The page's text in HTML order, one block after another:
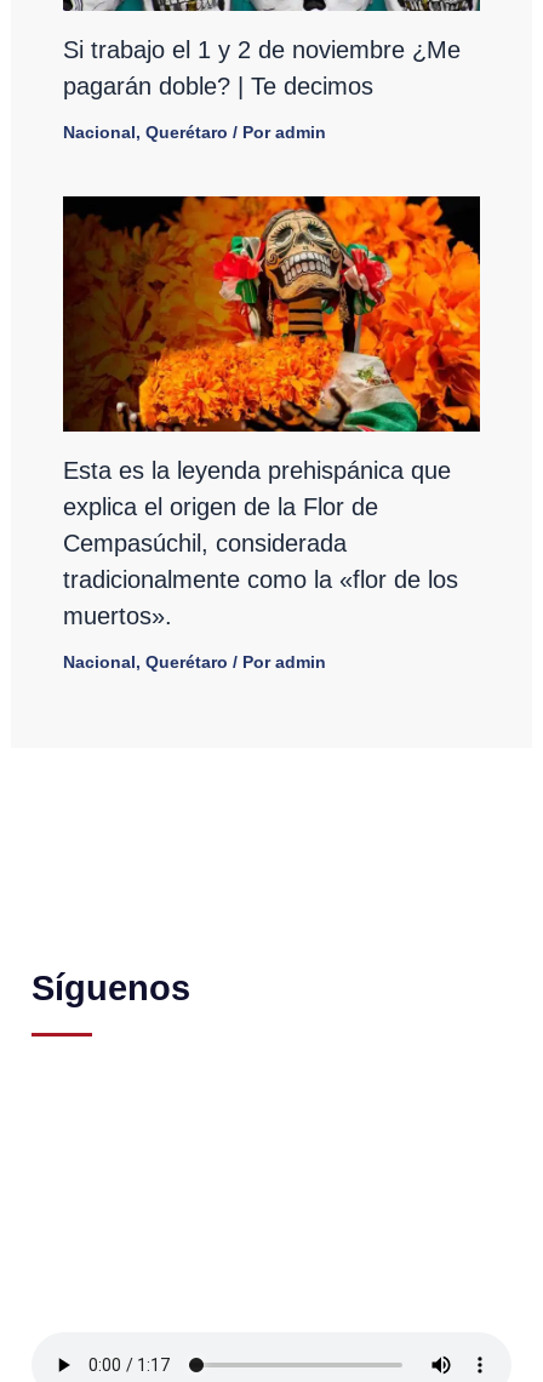
Si trabajo el 1 y 2 de noviembre ¿Me
pagarán doble? | Te decimos
Nacional, Querétaro / Poradmin
Esta es la leyenda prehispánica que
explica el origen de la Flor de
Cempasúchil, considerada
tradicionalmente como la «flor de los
muertos».
Nacional, Querétaro / Poradmin
Síguenos